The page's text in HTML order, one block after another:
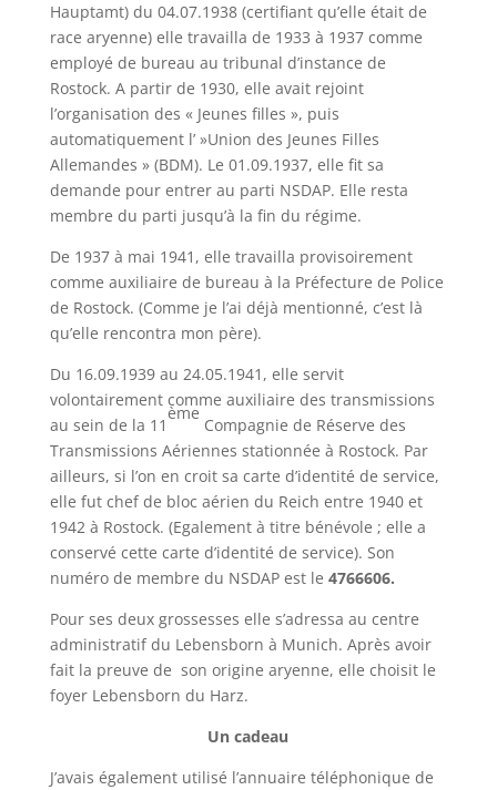
Hauptamt) du 04.07.1938 (certifiant qu’elle était de
race aryenne) elle travailla de 1933 à 1937 comme
employé de bureau au tribunal d’instance de
Rostock. A partir de 1930, elle avait rejoint
l’organisation des « Jeunes filles », puis
automatiquement l’ »Union des Jeunes Filles
Allemandes » (BDM). Le 01.09.1937, elle fit sa
demande pour entrer au parti NSDAP. Elle resta
membre du parti jusqu’à la fin du régime.
De 1937 à mai 1941, elle travailla provisoirement
comme auxiliaire de bureau à la Préfecture de Police
de Rostock. (Comme je l’ai déjà mentionné, c’est là
qu’elle rencontra mon père).
Du 16.09.1939 au 24.05.1941, elle servit
volontairement comme auxiliaire des transmissions
au sein de la 11
ème
Compagnie de Réserve des
Transmissions Aériennes stationnée à Rostock. Par
ailleurs, si l’on en croit sa carte d’identité de service,
elle fut chef de bloc aérien du Reich entre 1940 et
1942 à Rostock. (Egalement à titre bénévole ; elle a
conservé cette carte d’identité de service). Son
numéro de membre du NSDAP est le 4766606.
Pour ses deux grossesses elle s’adressa au centre
administratif du Lebensborn à Munich. Après avoir
fait la preuve de son origine aryenne, elle choisit le
foyer Lebensborn du Harz.
Un cadeau
J’avais également utilisé l’annuaire téléphonique de